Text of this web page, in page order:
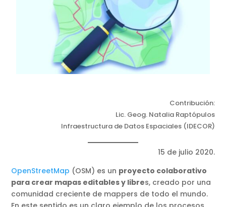
Contribución:
Lic. Geog. Natalia Raptópulos
Infraestructura de Datos Espaciales (IDECOR)
15 de julio 2020.
OpenStreetMap (OSM) es un proyecto colaborativo
para crear mapas editables y libres, creado por una
comunidad creciente de mappers de todo el mundo.